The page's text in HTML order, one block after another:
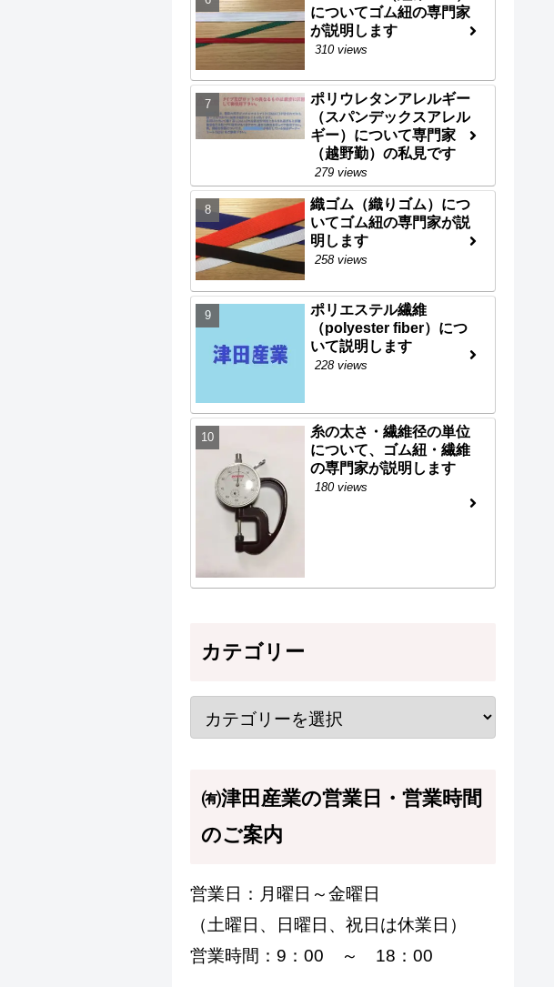
についてゴム紐の専門家
が説明します
310 views
ポリウレタンアレルギー
（スパンデックスアレル
ギー）について専門家
（越野勤）の私見です
279 views
織ゴム（織りゴム）につ
いてゴム紐の専門家が説
明します
258 views
ポリエステル繊維
（polyester fiber）につ
いて説明します
228 views
糸の太さ・繊維径の単位
について、ゴム紐・繊維
の専門家が説明します
180 views
カテゴリー
㈲津田産業の営業日・営業時間
のご案内
営業日：月曜日～金曜日
（土曜日、日曜日、祝日は休業日）
営業時間：9：00 ～ 18：00